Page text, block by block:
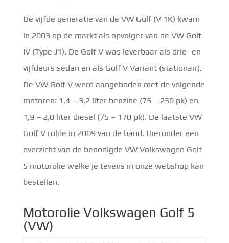
De vijfde generatie van de VW Golf (V 1K) kwam
in 2003 op de markt als opvolger van de VW Golf
IV (Type J1). De Golf V was leverbaar als drie- en
vijfdeurs sedan en als Golf V Variant (stationair).
De VW Golf V werd aangeboden met de volgende
motoren: 1,4 – 3,2 liter benzine (75 – 250 pk) en
1,9 – 2,0 liter diesel (75 – 170 pk). De laatste VW
Golf V rolde in 2009 van de band. Hieronder een
overzicht van de benodigde VW Volkswagen Golf
5 motorolie welke je tevens in onze webshop kan
bestellen.
Motorolie Volkswagen Golf 5
(VW)